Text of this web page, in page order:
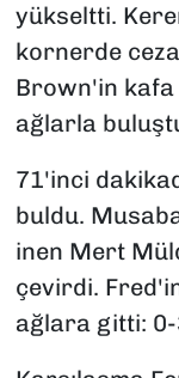
yükseltti.
kornerde
Brown'in
ağlarla
71'inci
buldu.
inen Mert
çevirdi.
ağlara gitti: